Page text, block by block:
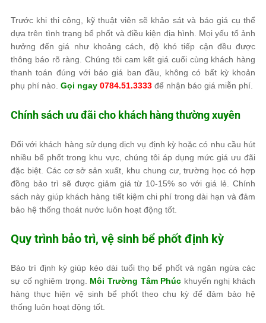
Trước khi thi công, kỹ thuật viên sẽ khảo sát và báo giá cụ thể
dựa trên tình trạng bể phốt và điều kiện địa hình. Mọi yếu tố ảnh
hưởng đến giá như khoảng cách, độ khó tiếp cận đều được
thông báo rõ ràng. Chúng tôi cam kết giá cuối cùng khách hàng
thanh toán đúng với báo giá ban đầu, không có bất kỳ khoản
phụ phí nào. Gọi ngay 0784.51.3333 để nhận báo giá miễn phí.
Chính sách ưu đãi cho khách hàng thường xuyên
Đối với khách hàng sử dụng dịch vụ định kỳ hoặc có nhu cầu hút
nhiều bể phốt trong khu vực, chúng tôi áp dụng mức giá ưu đãi
đặc biệt. Các cơ sở sản xuất, khu chung cư, trường học có hợp
đồng bảo trì sẽ được giảm giá từ 10-15% so với giá lẻ. Chính
sách này giúp khách hàng tiết kiệm chi phí trong dài hạn và đảm
bảo hệ thống thoát nước luôn hoạt động tốt.
Quy trình bảo trì, vệ sinh bể phốt định kỳ
Bảo trì định kỳ giúp kéo dài tuổi thọ bể phốt và ngăn ngừa các
sự cố nghiêm trọng. Môi Trường Tâm Phúc khuyến nghị khách
hàng thực hiện vệ sinh bể phốt theo chu kỳ để đảm bảo hệ
thống luôn hoạt động tốt.